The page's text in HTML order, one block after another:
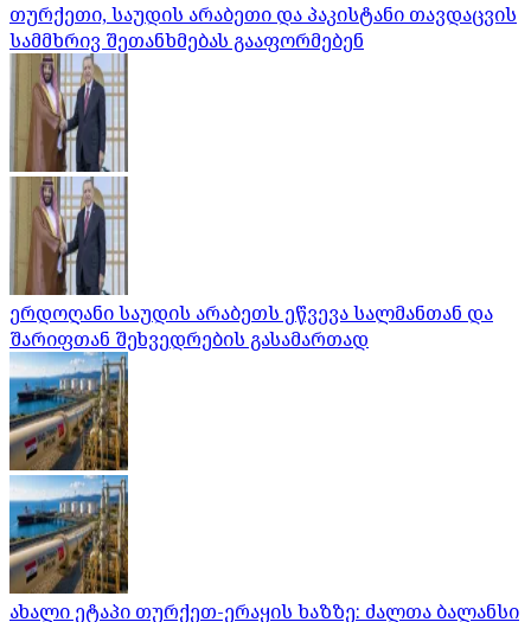
თურქეთი, საუდის არაბეთი და პაკისტანი თავდაცვის
სამმხრივ შეთანხმებას გააფორმებენ
ერდოღანი საუდის არაბეთს ეწვევა სალმანთან და
შარიფთან შეხვედრების გასამართად
ახალი ეტაპი თურქეთ-ერაყის ხაზზე: ძალთა ბალანსი